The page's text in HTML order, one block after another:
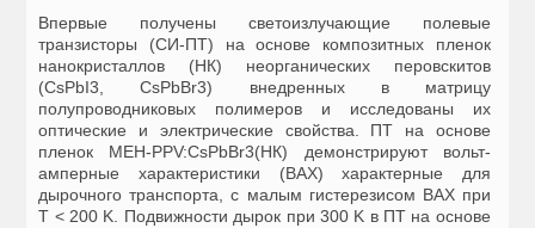
Впервые получены светоизлучающие полевые
транзисторы (СИ-ПТ) на основе композитных пленок
нанокристаллов (НК) неорганических перовскитов
(CsPbI3, CsPbBr3) внедренных в матрицу
полупроводниковых полимеров и исследованы их
оптические и электрические свойства. ПТ на основе
пленок MEH-PPV:CsPbBr3(НК) демонстрируют вольт-
амперные характеристики (ВАХ) характерные для
дырочного транспорта, с малым гистерезисом ВАХ при
Т < 200 K. Подвижности дырок при 300 K в ПТ на основе